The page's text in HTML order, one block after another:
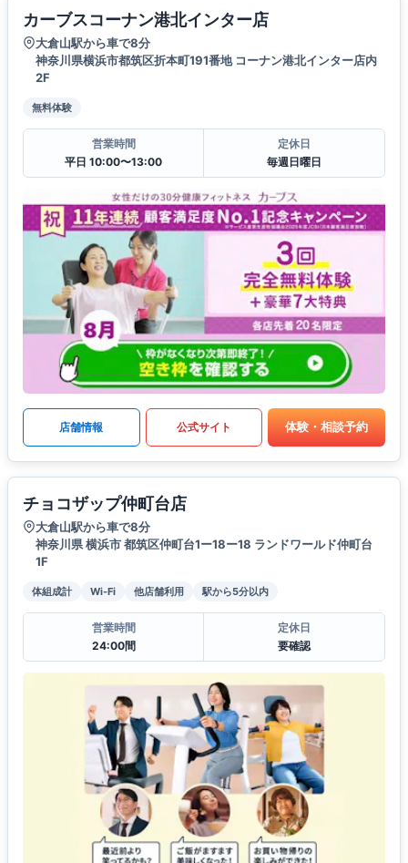
カーブスコーナン港北インター店
大倉山駅から車で8分
神奈川県横浜市都筑区折本町191番地 コーナン港北インター店内
2F
無料体験
営業時間
平日 10:00〜13:00
定休日
毎週日曜日
店舗情報 公式サイト 体験・相談予約
チョコザップ仲町台店
大倉山駅から車で8分
神奈川県 横浜市 都筑区仲町台1ー18ー18 ランドワールド仲町台
1F
体組成計 Wi-Fi 他店舗利用 駅から5分以内
営業時間
24:00間
定休日
要確認